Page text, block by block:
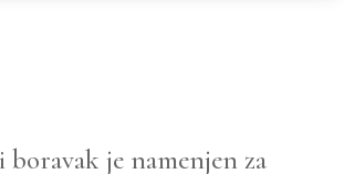
boravak je namenjen za